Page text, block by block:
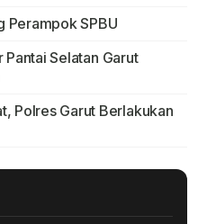
Perampok SPBU
Selatan Garut
Polres Garut Berlakukan